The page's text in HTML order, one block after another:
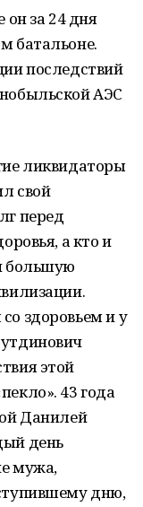
он за 24 дня
батальоне.
последствий
АЭС
ликвидаторы
свой
перед
а кто и
большую
здоровьем и у
этой
43 года
Данилей
день
мужа,
дню,